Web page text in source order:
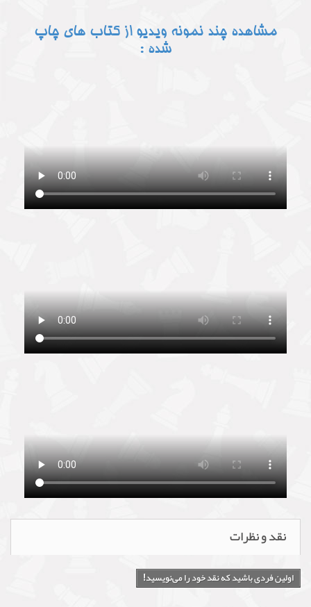
مشاهده چند نمونه ویدیو از کتاب های چاپ
شده :
نقد و نظرات
اولین فردی باشید که نقد خود را می‌نویسید!